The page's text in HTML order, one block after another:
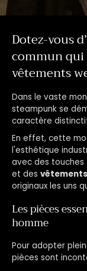
Dotez-vous
commun qui
vêtements
Dans le vaste
steampunk se
caractère
En effet, cette
l'esthétique
avec des
et des
originaux les uns
Les pièces
homme
Pour adopter
pièces sont